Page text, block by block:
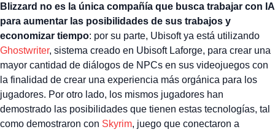
Blizzard no es la única compañía que busca trabajar con IA
para aumentar las posibilidades de sus trabajos y
economizar tiempo: por su parte, Ubisoft ya está utilizando
Ghostwriter, sistema creado en Ubisoft Laforge, para crear una
mayor cantidad de diálogos de NPCs en sus videojuegos con
la finalidad de crear una experiencia más orgánica para los
jugadores. Por otro lado, los mismos jugadores han
demostrado las posibilidades que tienen estas tecnologías, tal
como demostraron con Skyrim, juego que conectaron a